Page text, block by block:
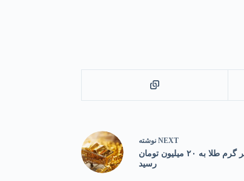
NEXT نوشته
چرا قیمت طلا در چند روز اخیر افزایشی شد؟ | هر گرم طلا به ۲۰ میلیون تومان
رسید